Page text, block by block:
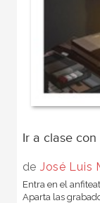
Ir a clase
de José Luis
Entra en el
Aparta las